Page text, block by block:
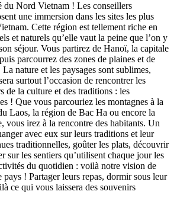
du Nord Vietnam ! Les conseillers
une immersion dans les sites les plus
Cette région est tellement riche en
et naturels qu’elle vaut la peine que l’on y
séjour. Vous partirez de Hanoï, la capitale
parcourrez des zones de plaines et de
nature et les paysages sont sublimes,
surtout l’occasion de rencontrer les
de la culture et des traditions : les
! Que vous parcouriez les montagnes à la
Laos, la région de Bac Ha ou encore la
vous irez à la rencontre des habitants. Un
avec eux sur leurs traditions et leur
traditionnelles, goûter les plats, découvrir
sur les sentiers qu’utilisent chaque jour les
du quotidien : voilà notre vision de
pays ! Partager leurs repas, dormir sous leur
ce qui vous laissera des souvenirs